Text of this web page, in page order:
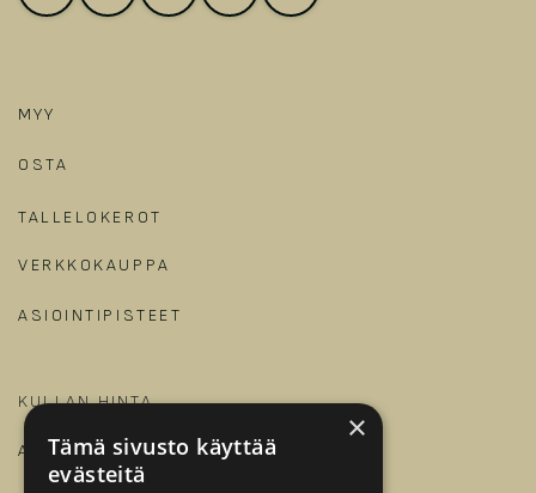
MYY
OSTA
TALLELOKEROT
VERKKOKAUPPA
ASIOINTIPISTEET
KULLAN HINTA
ARTIKKELIT JA OPPAAT
×
Tämä sivusto käyttää
evästeitä